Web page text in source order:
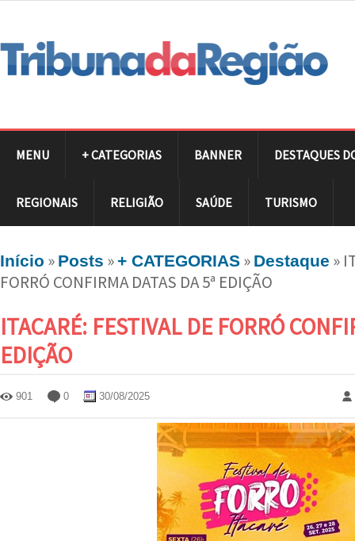
MENU + CATEGORIAS BANNER DESTAQUES
REGIONAIS RELIGIÃO SAÚDE TURISMO
Início » Posts »+ CATEGORIAS » Destaque »
FORRÓ CONFIRMA DATAS DA 5ª EDIÇÃO
ITACARÉ: FESTIVAL DE FORRÓ
EDIÇÃO
901 0 30/08/2025